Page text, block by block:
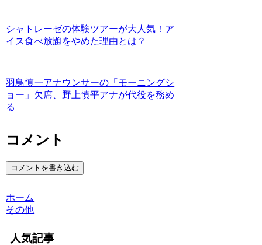
シャトレーゼの体験ツアーが大人気！ア
イス食べ放題をやめた理由とは？
羽鳥慎一アナウンサーの「モーニングシ
ョー」欠席、野上慎平アナが代役を務め
る
コメント
コメントを書き込む
ホーム
その他
人気記事